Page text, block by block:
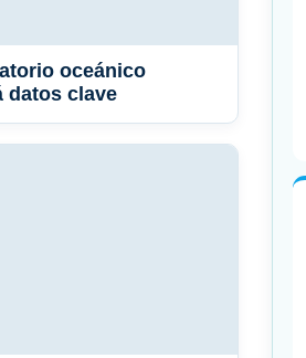
oceánico
datos clave